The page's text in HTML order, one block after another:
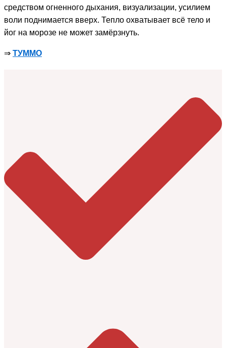
средством огненного дыхания, визуализации, усилием
воли поднимается вверх. Тепло охватывает всё тело и
йог на морозе не может замёрзнуть.
⇒ ТУММО